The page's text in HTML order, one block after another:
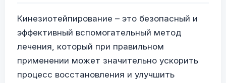
Кинезиотейпирование – это безопасный и
эффективный вспомогательный метод
лечения, который при правильном
применении может значительно ускорить
процесс восстановления и улучшить